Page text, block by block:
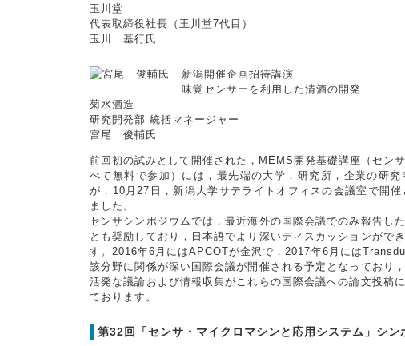
玉川堂
代表取締役社長（玉川堂7代目）
玉川 基行氏
新潟開催企画招待講演
味覚センサーを利用した清酒の開発
菊水酒造
研究開発部 統括マネージャー
宮尾 俊輔氏
前回初の試みとして開催された，MEMS開発基礎講座（セン
べて無料で参加）には，最先端の大学，研究所，企業の研
が，10月27日，新潟大学サテライトオフィスの会議室で開
ました。
センサシンポジウムでは，最近海外の国際会議でのみ報告し
とも奨励しており，日本語でより深いディスカッションがで
す。2016年6月にはAPCOTが金沢で，2017年6月には
該分野に関係が深い国際会議が開催される予定となっており
活発な議論および情報収集がこれらの国際会議への論文投稿
ております。
第32回「センサ・マイクロマシンと応用システム」シン